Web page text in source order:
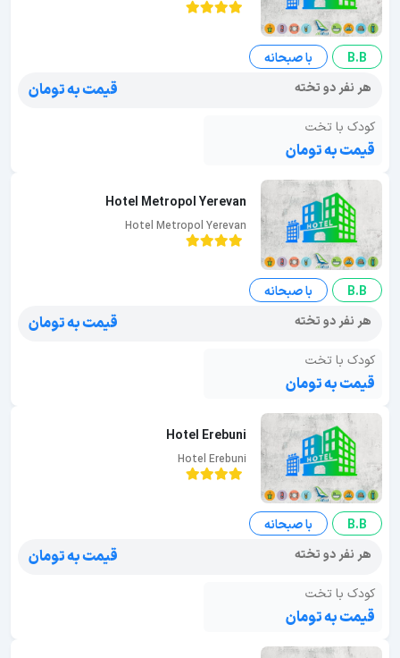
B.B
با صبحانه
هر نفر دو تخته
قیمت به تومان
کودک با تخت
قیمت به تومان
Hotel Metropol Yerevan
Hotel Metropol Yerevan
B.B
با صبحانه
هر نفر دو تخته
قیمت به تومان
کودک با تخت
قیمت به تومان
Hotel Erebuni
Hotel Erebuni
B.B
با صبحانه
هر نفر دو تخته
قیمت به تومان
کودک با تخت
قیمت به تومان